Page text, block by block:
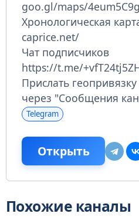
goo.gl/maps/
Хронологическая
caprice.net/
Чат подписчиков
https://t.me/
Прислать
через "Сообщения
Telegram
Открыть
Похожие каналы